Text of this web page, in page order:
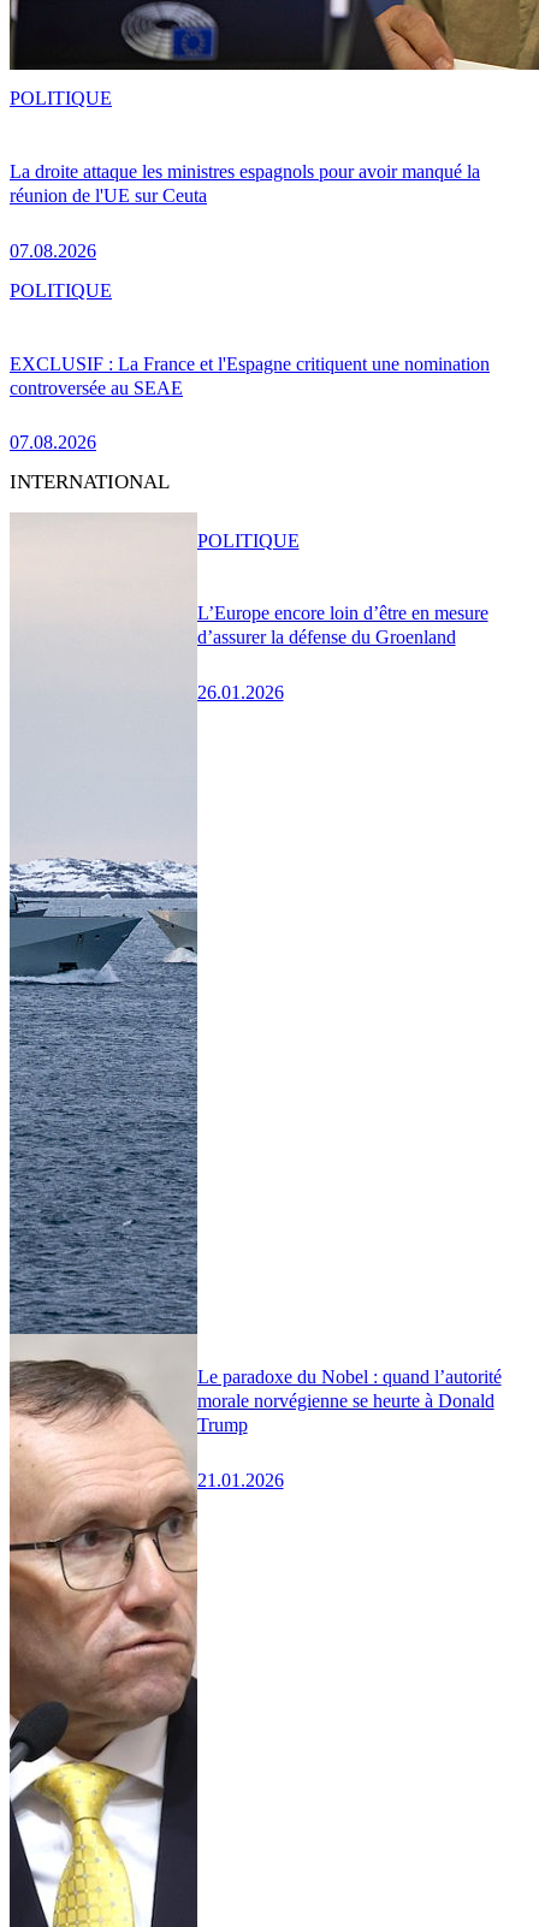
La droite attaque les ministres espagnols pour avoir manqué la
réunion de l'UE sur Ceuta
07.08.2026
POLITIQUE
EXCLUSIF : La France et l'Espagne critiquent une nomination
controversée au SEAE
07.08.2026
POLITIQUE
INTERNATIONAL
L’Europe encore loin d’être en mesure
d’assurer la défense du Groenland
26.01.2026
POLITIQUE
Le paradoxe du Nobel : quand l’autorité
morale norvégienne se heurte à Donald
Trump
21.01.2026